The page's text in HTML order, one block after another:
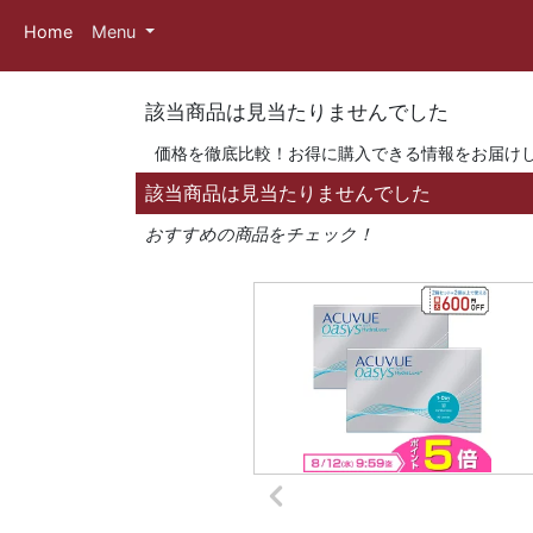
Home Menu
該当商品は見当たりませんでした
価格を徹底比較！お得に購入できる情報をお届け
該当商品は見当たりませんでした
おすすめの商品をチェック！